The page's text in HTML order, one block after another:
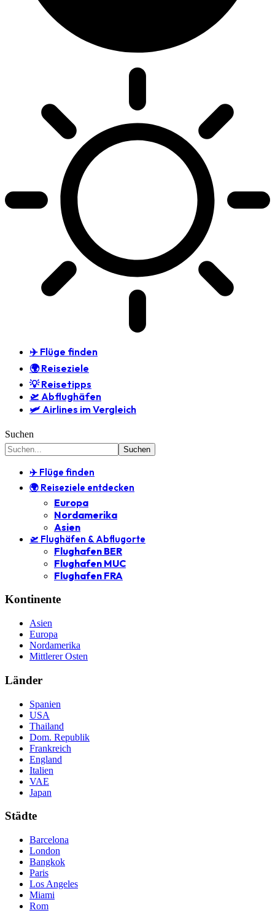
✈️ Flüge finden
🌍 Reiseziele
💡 Reisetipps
🛫 Abflughäfen
🛩️ Airlines im Vergleich
Suchen
✈️ Flüge finden
🌍 Reiseziele entdecken
Europa
Nordamerika
Asien
🛫 Flughäfen & Abflugorte
Flughafen BER
Flughafen MUC
Flughafen FRA
Kontinente
Asien
Europa
Nordamerika
Mittlerer Osten
Länder
Spanien
USA
Thailand
Dom. Republik
Frankreich
England
Italien
VAE
Japan
Städte
Barcelona
London
Bangkok
Paris
Los Angeles
Miami
Rom